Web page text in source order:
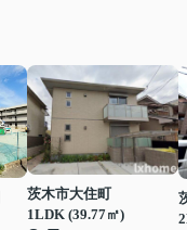
茨木市大住町
1LDK (39.77㎡)